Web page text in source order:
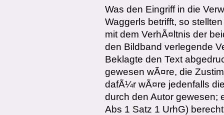
Was den Eingriff in die
Waggerls betrifft, so
mit dem VerhÃ¤ltnis der
den Bildband verlegende
Beklagte den Text
gewesen wÃ¤re, die
dafÃ¼r wÃ¤re jedenfalls
durch den Autor gewesen;
Abs 1 Satz 1 UrhG)